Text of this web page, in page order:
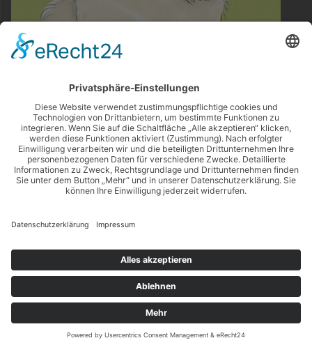
Rechtliches
Impressum
Datenschutzerklärung
Disclaimer
Klutes Minigolf-Oase
© 2026 Klutes Minigolf-Oase. Built using WordPress and
Highlight Theme.